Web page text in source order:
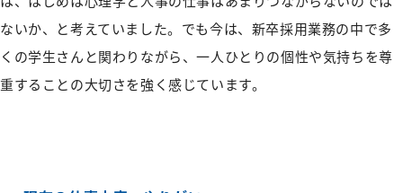
ないか、と考えていました。でも今は、新卒採用業務の中で多
くの学生さんと関わりながら、一人ひとりの個性や気持ちを尊
重することの大切さを強く感じています。